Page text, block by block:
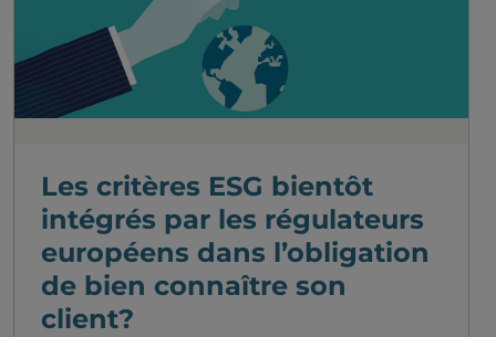
Les critères ESG bientôt
intégrés par les régulateurs
européens dans l’obligation
de bien connaître son
client?